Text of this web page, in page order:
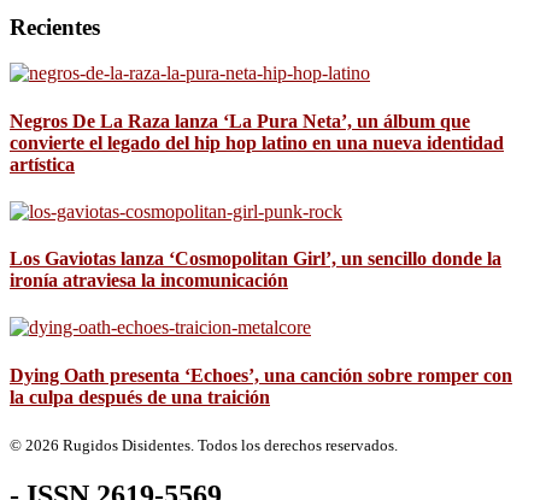
Recientes
Negros De La Raza lanza ‘La Pura Neta’, un álbum que
convierte el legado del hip hop latino en una nueva identidad
artística
Los Gaviotas lanza ‘Cosmopolitan Girl’, un sencillo donde la
ironía atraviesa la incomunicación
Dying Oath presenta ‘Echoes’, una canción sobre romper con
la culpa después de una traición
© 2026 Rugidos Disidentes. Todos los derechos reservados.